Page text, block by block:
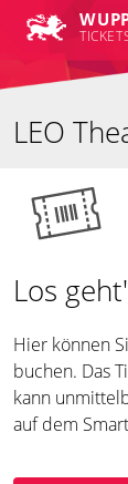
LEO
Los
Hier können
buchen. Das
kann
auf dem